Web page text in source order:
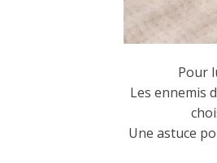
Pour
Les ennemis
Une astuce